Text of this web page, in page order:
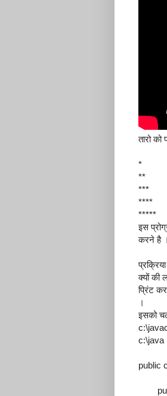
तारो को
*
**
***
****
*****
इस
करने है
क्यों की
प्रिंट
।
इसको
c:\java
public